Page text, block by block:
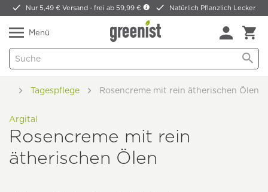
Nur 5,49 € Versand -frei ab 59,99 € Natürlich Pflanzlich Lecker
Menü
Tagespflege Rosencreme mit rein ätherischen Ölen
Argital
Rosencreme mit rein
ätherischen Ölen